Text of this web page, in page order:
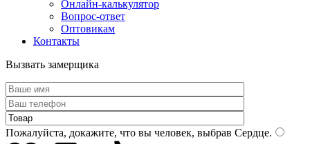
Онлайн-калькулятор
Вопрос-ответ
Оптовикам
Контакты
Вызвать замерщика
Пожалуйста, докажите, что вы человек, выбрав Сердце.